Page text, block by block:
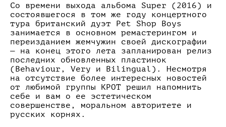
Со времени выхода альбома Super (2016) и
состоявшегося в том же году концертного
тура британский дуэт Pet Shop Boys
занимается в основном ремастерингом и
переизданием жемчужин своей дискографии
— на конец этого лета запланирован релиз
последних обновленных пластинок
(Behaviour, Very и Bilingual). Несмотря
на отсутствие более интересных новостей
от любимой группы КРОТ решил напомнить
себе и вам о ее эстетическом
совершенстве, моральном авторитете и
русских корнях.